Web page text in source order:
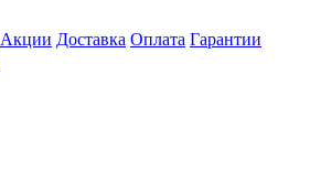
Акции Доставка Оплата Гарантии